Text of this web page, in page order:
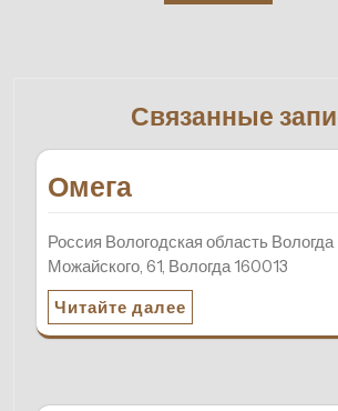
Связанные
Омега
Россия Вологодская область Вологда
Можайского, 61, Вологда 160013
Читайте далее